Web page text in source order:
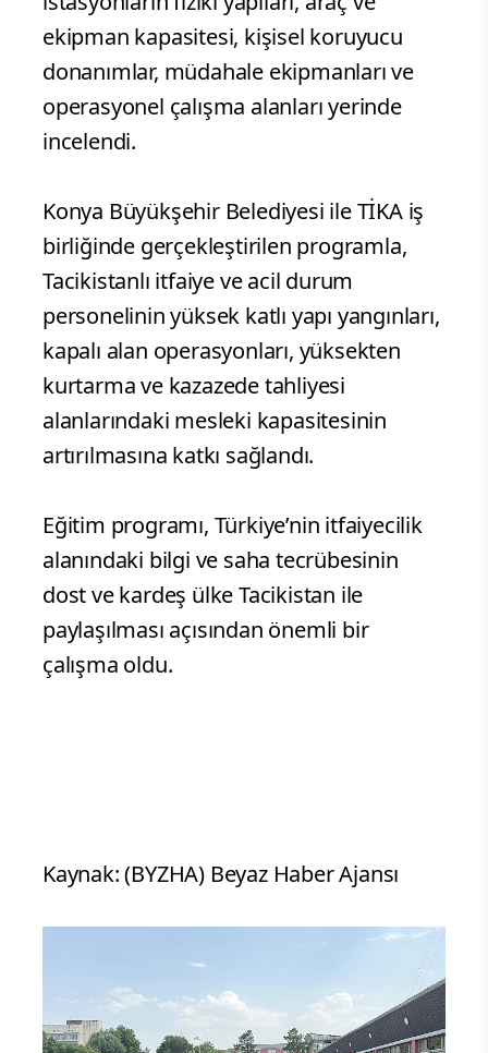
ekipman kapasitesi, kişisel koruyucu
donanımlar, müdahale ekipmanları ve
operasyonel çalışma alanları yerinde
incelendi.
Konya Büyükşehir Belediyesi ile TİKA iş
birliğinde gerçekleştirilen programla,
Tacikistanlı itfaiye ve acil durum
personelinin yüksek katlı yapı yangınları,
kapalı alan operasyonları, yüksekten
kurtarma ve kazazede tahliyesi
alanlarındaki mesleki kapasitesinin
artırılmasına katkı sağlandı.
Eğitim programı, Türkiye’nin itfaiyecilik
alanındaki bilgi ve saha tecrübesinin
dost ve kardeş ülke Tacikistan ile
paylaşılması açısından önemli bir
çalışma oldu.
Kaynak: (BYZHA) Beyaz Haber Ajansı